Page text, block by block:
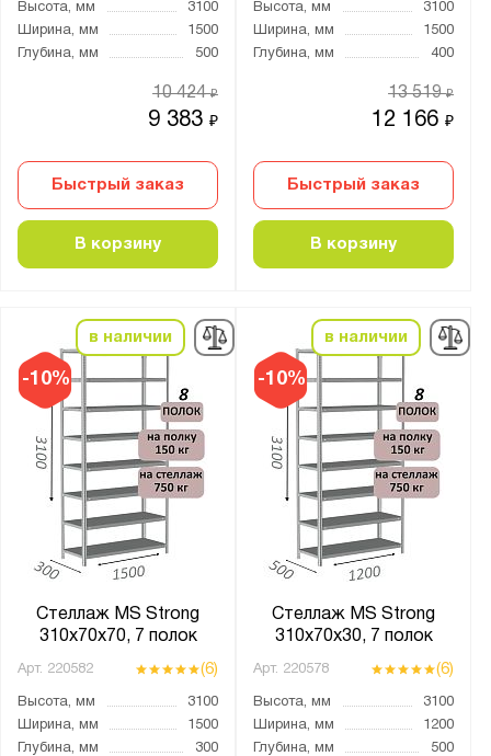
Высота, мм
3100
Ширина, мм
1500
Глубина, мм
500
9 383₽
10 424₽
Быстрый заказ
В корзину
Высота, мм
3100
Ширина, мм
1500
Глубина, мм
400
12 166₽
13 519₽
Быстрый заказ
В корзину
-10%
в наличии
Стеллаж MS Strong
310х70х70, 7 полок
Арт. 220582 (6)
Высота, мм
3100
Ширина, мм
1500
Глубина, мм
300
-10%
в наличии
Стеллаж MS Strong
310х70х30, 7 полок
Арт. 220578 (6)
Высота, мм
3100
Ширина, мм
1200
Глубина, мм
500
5
Агатовый серый (RAL 7038)
Графитовый (RAL 7012)
Муар металлик (RAL 9005)
Светло-серый (RAL 7035)
Светло-серый (RAL 9002)
Синий (RAL 5010)
Чёрный
Особенности:
для кладовки
настенный
Материал:
Металл